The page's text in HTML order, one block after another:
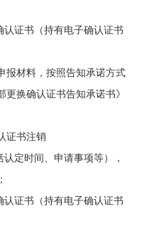
证书（持有电子确认证书
材料，按照告知承诺方式
更换确认证书告知承诺书》
证书注销
定时间、申请事项等）
，
；
证书（持有电子确认证书